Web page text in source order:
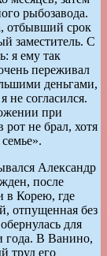
рыбозавода.
отбывший срок
заместитель. С
я ему так
переживал
деньгами,
не согласился.
при
рот не брал, хотя
Александр
после
в Корею, где
отпущенная без
для
года. В Ванино,
труд его